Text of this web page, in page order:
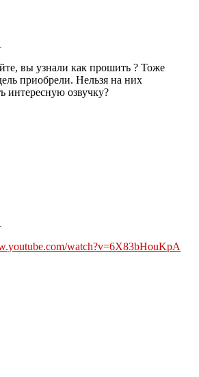
вы узнали как прошить ? Тоже
приобрели. Нельзя на них
интересную озвучку?
watch?v=6X83bHouKpA